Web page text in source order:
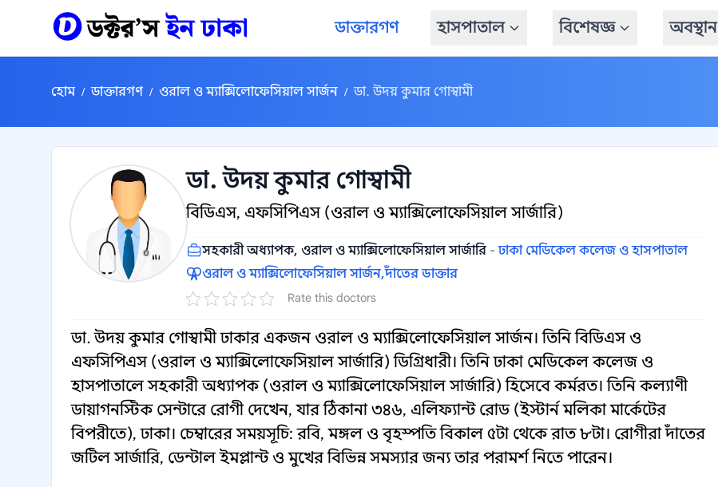
ডাক্তারগণ হাসপাতাল বিশেষজ্ঞ অবস্থান
হোম / ডাক্তারগণ / ওরাল ও ম্যাক্সিলোফেসিয়াল সার্জন / ডা. উদয় কুমার গোস্বামী
ডা. উদয় কুমার গোস্বামী
বিডিএস, এফসিপিএস (ওরাল ও ম্যাক্সিলোফেসিয়াল সার্জারি)
সহকারী অধ্যাপক, ওরাল ও ম্যাক্সিলোফেসিয়াল সার্জারি -ঢাকা মেডিকেল কলেজ ও হাসপাতাল
ওরাল ও ম্যাক্সিলোফেসিয়াল সার্জন,দাঁতের ডাক্তার
Rate this doctors
ডা. উদয় কুমার গোস্বামী ঢাকার একজন ওরাল ও ম্যাক্সিলোফেসিয়াল সার্জন। তিনি বিডিএস ও
এফসিপিএস (ওরাল ও ম্যাক্সিলোফেসিয়াল সার্জারি) ডিগ্রিধারী। তিনি ঢাকা মেডিকেল কলেজ ও
হাসপাতালে সহকারী অধ্যাপক (ওরাল ও ম্যাক্সিলোফেসিয়াল সার্জারি) হিসেবে কর্মরত। তিনি কল্যাণী
ডায়াগনস্টিক সেন্টারে রোগী দেখেন, যার ঠিকানা ৩৪৬, এলিফ্যান্ট রোড (ইস্টার্ন মলিকা মার্কেটের
বিপরীতে), ঢাকা। চেম্বারের সময়সূচি: রবি, মঙ্গল ও বৃহস্পতি বিকাল ৫টা থেকে রাত ৮টা। রোগীরা দাঁতের
জটিল সার্জারি, ডেন্টাল ইমপ্লান্ট ও মুখের বিভিন্ন সমস্যার জন্য তার পরামর্শ নিতে পারেন।